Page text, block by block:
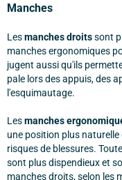
Manches
Lesmanches droitssont
manches ergonomiques
jugent aussi qu'ils
pale lors des appuis, des
l'esquimautage.
Lesmanches
une position plus
risques de blessures.
sont plus dispendieux et
manches droits, selon les